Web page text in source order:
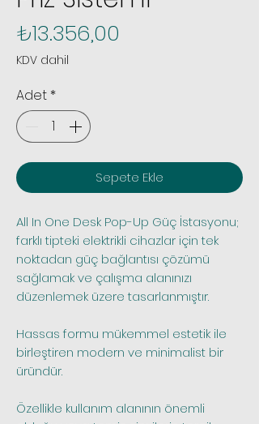
₺13.356,00
KDV dahil
Adet *
Sepete Ekle
All In One Desk Pop-Up Güç İstasyonu;
farklı tipteki elektrikli cihazlar için tek
noktadan güç bağlantısı çözümü
sağlamak ve çalışma alanınızı
düzenlemek üzere tasarlanmıştır.
Hassas formu mükemmel estetik ile
birleştiren modern ve minimalist bir
üründür.
Özellikle kullanım alanının önemli